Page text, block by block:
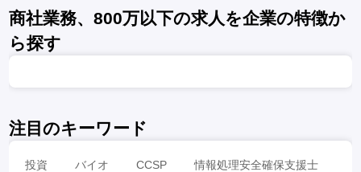
商社業務、800万以下の求人を企業の特徴か
ら探す
注目のキーワード
投資 バイオ CCSP
情報処理安全確保支援士